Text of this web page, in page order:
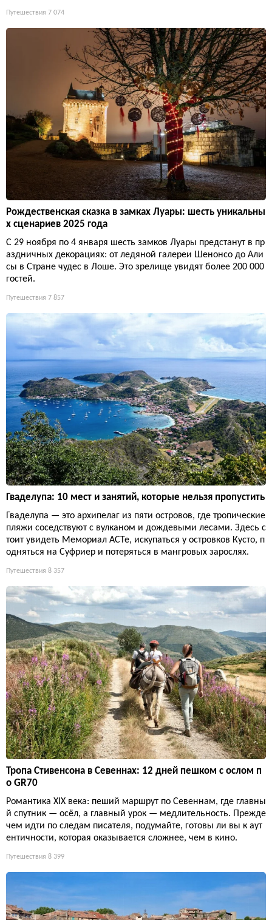
Путешествия 7 074
Рождественская сказка в замках Луары: шесть уникальны
х сценариев 2025 года
С 29 ноября по 4 января шесть замков Луары предстанут в пр
аздничных декорациях: от ледяной галереи Шенонсо до Али
сы в Стране чудес в Лоше. Это зрелище увидят более 200 000
гостей.
Путешествия 7 857
Гваделупа: 10 мест и занятий, которые нельзя пропустить
Гваделупа — это архипелаг из пяти островов, где тропические
пляжи соседствуют с вулканом и дождевыми лесами. Здесь с
тоит увидеть Мемориал ACTe, искупаться у островков Кусто, п
одняться на Суфриер и потеряться в мангровых зарослях.
Путешествия 8 357
Тропа Стивенсона в Севеннах: 12 дней пешком с ослом п
о GR70
Романтика XIX века: пеший маршрут по Севеннам, где главны
й спутник — осёл, а главный урок — медлительность. Прежде
чем идти по следам писателя, подумайте, готовы ли вы к аут
ентичности, которая оказывается сложнее, чем в кино.
Путешествия 8 399